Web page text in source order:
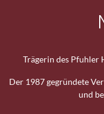
Trägerin des Pfuhler
Der 1987 gegründete
und